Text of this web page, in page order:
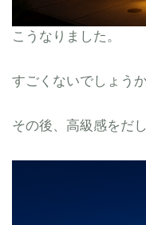
こうなりました。
すごくないでしょう
その後、高級感をだ